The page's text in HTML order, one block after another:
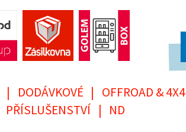
| DODÁVKOVÉ | OFFROAD & 4X4
PŘÍSLUŠENSTVÍ | ND